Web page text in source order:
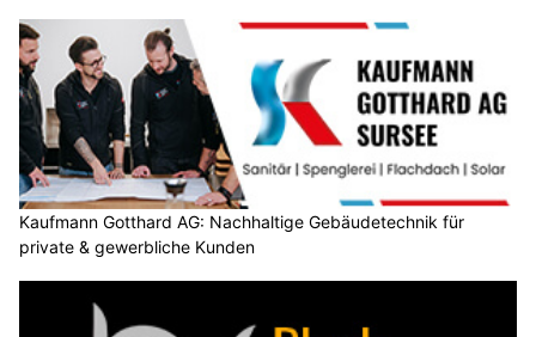
Kaufmann Gotthard AG: Nachhaltige Gebäudetechnik für
private & gewerbliche Kunden